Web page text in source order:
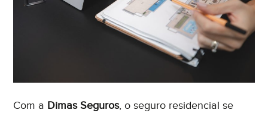
Com a Dimas Seguros, o seguro residencial se